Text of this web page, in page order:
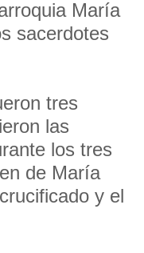
María
sacerdotes
tres
las
los tres
de María
y el